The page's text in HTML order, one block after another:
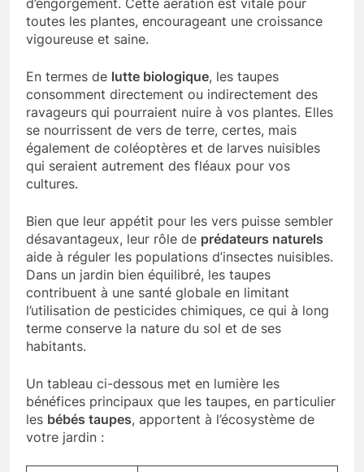
toutes les plantes, encourageant une croissance
vigoureuse et saine.
En termes de lutte biologique, les taupes
consomment directement ou indirectement des
ravageurs qui pourraient nuire à vos plantes. Elles
se nourrissent de vers de terre, certes, mais
également de coléoptères et de larves nuisibles
qui seraient autrement des fléaux pour vos
cultures.
Bien que leur appétit pour les vers puisse sembler
désavantageux, leur rôle de prédateurs naturels
aide à réguler les populations d’insectes nuisibles.
Dans un jardin bien équilibré, les taupes
contribuent à une santé globale en limitant
l’utilisation de pesticides chimiques, ce qui à long
terme conserve la nature du sol et de ses
habitants.
Un tableau ci-dessous met en lumière les
bénéfices principaux que les taupes, en particulier
les bébés taupes, apportent à l’écosystème de
votre jardin :